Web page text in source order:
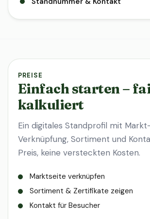
PREISE
Einfach starten –
kalkuliert
Ein digitales Standprofil mit
Verknüpfung, Sortiment und
Preis, keine versteckten Kosten.
Marktseite verknüpfen
Sortiment & Zertifikate zeigen
Kontakt für Besucher